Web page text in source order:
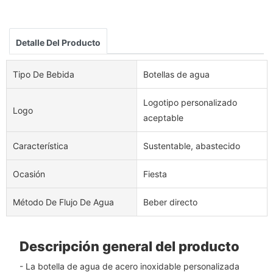
Detalle Del Producto
Tipo De Bebida Botellas de agua
Logo
Logotipo personalizado
aceptable
Característica Sustentable, abastecido
Ocasión Fiesta
Método De Flujo De Agua Beber directo
Descripción general del producto
- La botella de agua de acero inoxidable personalizada